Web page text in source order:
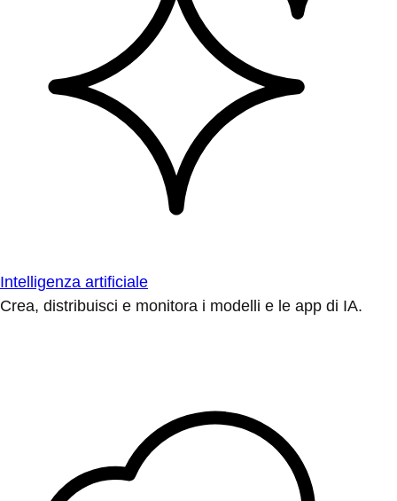
Intelligenza artificiale
Crea, distribuisci e monitora i modelli e le app di IA.